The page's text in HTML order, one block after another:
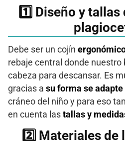
​1️⃣​ Diseño y
Debe ser un cojín
rebaje central donde nuestro
cabeza para descansar. Es
gracias a su forma se adapte
cráneo del niño y para eso
en cuenta las tallas y
2️⃣ Materiales de